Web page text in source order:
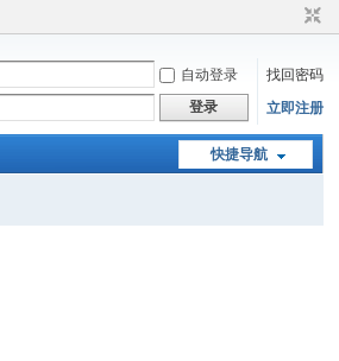
自动登录
找回密码
登录 立即注册
快捷导航